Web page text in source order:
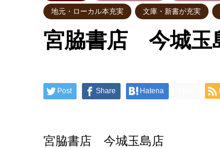
地元・ローカル本充実 文庫・新書が充実
宮脇書店 今城玉
Post Share Hatena
宮脇書店 今城玉島店